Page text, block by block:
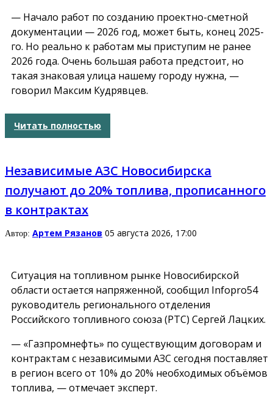
— Начало работ по созданию проектно-сметной
документации — 2026 год, может быть, конец 2025-
го. Но реально к работам мы приступим не ранее
2026 года. Очень большая работа предстоит, но
такая знаковая улица нашему городу нужна, —
говорил Максим Кудрявцев.
Читать полностью
Независимые АЗС Новосибирска
получают до 20% топлива, прописанного
в контрактах
Автор: Артем Рязанов 05 августа 2026, 17:00
Ситуация на топливном рынке Новосибирской
области остается напряженной, сообщил Infopro54
руководитель регионального отделения
Российского топливного союза (РТС) Сергей Лацких.
— «Газпромнефть» по существующим договорам и
контрактам с независимыми АЗС сегодня поставляет
в регион всего от 10% до 20% необходимых объёмов
топлива, — отмечает эксперт.